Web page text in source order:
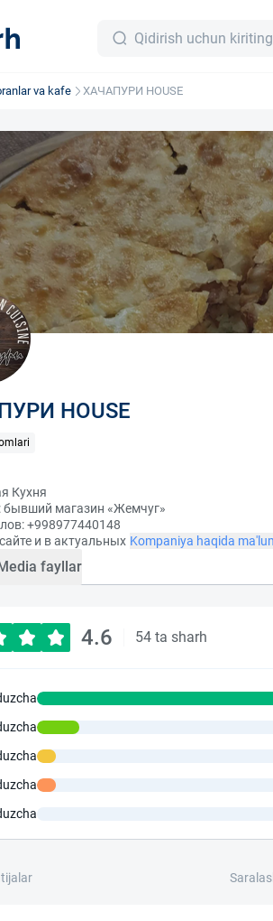
va kafe ХАЧАПУРИ HOUSE
HOUSE
Кухня
бывший магазин «Жемчуг»
+998977440148
и в актуальных Kompaniya haqida
fayllar
4.6 54 ta sharh